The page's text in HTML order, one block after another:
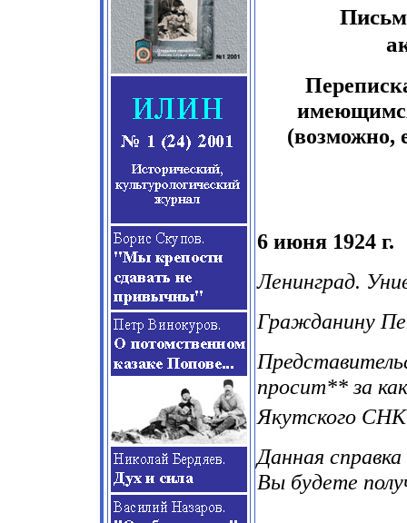
(возможно,
6 июня 1924 г.
Ленинград.
Гражданину
просит** за
Якутского
Данная
Вы будете